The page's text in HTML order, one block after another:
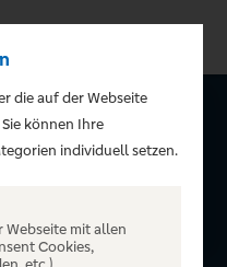
zurück
die auf der Webseite
können Ihre
individuell setzen.
Webseite mit allen
Cookies,